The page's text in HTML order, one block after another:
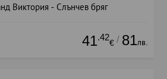
Виктория - Слънчев бряг
41.42
€ / 81лв.